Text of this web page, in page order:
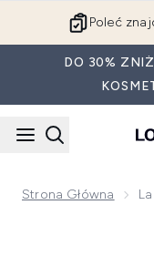
Poleć
DO 30%
Strona Główna